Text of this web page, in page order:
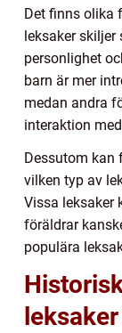
Det finns olika
leksaker
personlighet
barn är mer
medan andra
interaktion
Dessutom kan
vilken typ av
Vissa leksaker
föräldrar
populära